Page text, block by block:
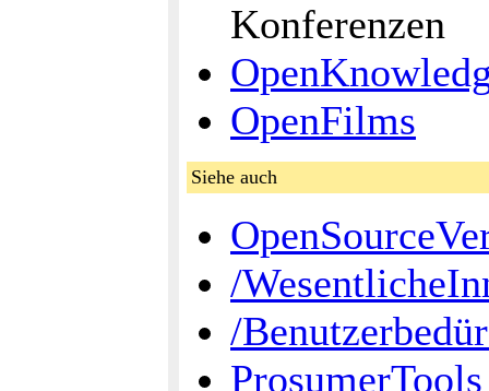
Konferenzen
OpenFilms
Siehe auch
/
/
ProsumerTools